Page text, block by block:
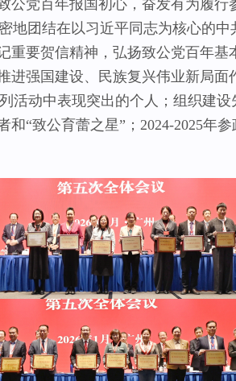
党百年报国初心，奋发有为履行
团结在以习近平同志为核心的
重要贺信精神，弘扬致公党百年
强国建设、民族复兴伟业新局面
动中表现突出的个人；组织建
“致公育蕾之星”；2024-2025年